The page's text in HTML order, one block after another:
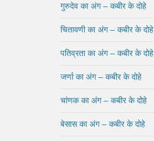
गुरुदेव का अंग – कबीर के दोहे
चितावणी का अंग – कबीर के दोहे
पतिव्रता का अंग – कबीर के दोहे
जर्णा का अंग – कबीर के दोहे
चांणक का अंग – कबीर के दोहे
बेसास का अंग – कबीर के दोहे